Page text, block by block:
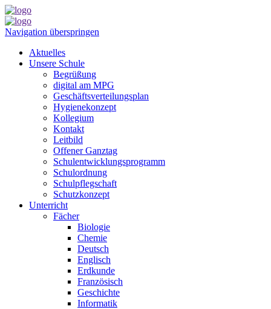
Navigation überspringen
Aktuelles
Unsere Schule
Begrüßung
digital am MPG
Geschäftsverteilungsplan
Hygienekonzept
Kollegium
Kontakt
Leitbild
Offener Ganztag
Schulentwicklungsprogramm
Schulordnung
Schulpflegschaft
Schutzkonzept
Unterricht
Fächer
Biologie
Chemie
Deutsch
Englisch
Erdkunde
Französisch
Geschichte
Informatik